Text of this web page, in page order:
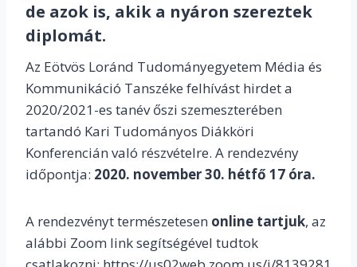
de azok is, akik a nyáron szereztek
diplomát.
Az Eötvös Loránd Tudományegyetem Média és
Kommunikáció Tanszéke felhívást hirdet a
2020/2021-es tanév őszi szemeszterében
tartandó Kari Tudományos Diákköri
Konferencián való részvételre. A rendezvény
időpontja: 2020. november 30. hétfő 17 óra.
A rendezvényt természetesen online tartjuk, az
alábbi Zoom link segítségével tudtok